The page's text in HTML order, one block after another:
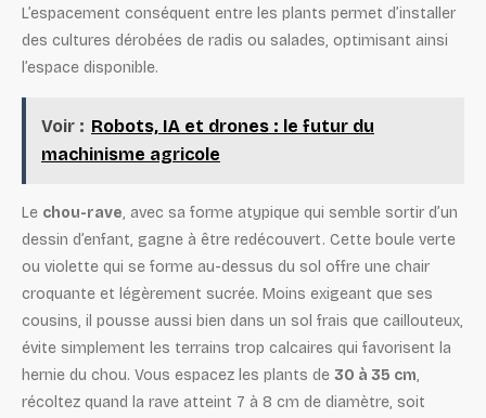
L’espacement conséquent entre les plants permet d’installer
des cultures dérobées de radis ou salades, optimisant ainsi
l’espace disponible.
Voir : Robots, IA et drones : le futur du
machinisme agricole
Le chou-rave, avec sa forme atypique qui semble sortir d’un
dessin d’enfant, gagne à être redécouvert. Cette boule verte
ou violette qui se forme au-dessus du sol offre une chair
croquante et légèrement sucrée. Moins exigeant que ses
cousins, il pousse aussi bien dans un sol frais que caillouteux,
évite simplement les terrains trop calcaires qui favorisent la
hernie du chou. Vous espacez les plants de 30 à 35 cm,
récoltez quand la rave atteint 7 à 8 cm de diamètre, soit